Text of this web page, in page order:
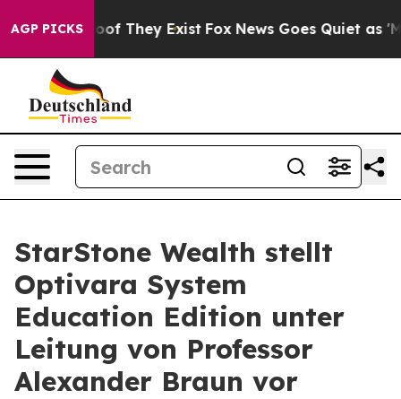
AGP PICKS
no Proof They Exist Fox News Goes Quiet as
StarStone Wealth stellt
Optivara System
Education Edition unter
Leitung von Professor
Alexander Braun vor